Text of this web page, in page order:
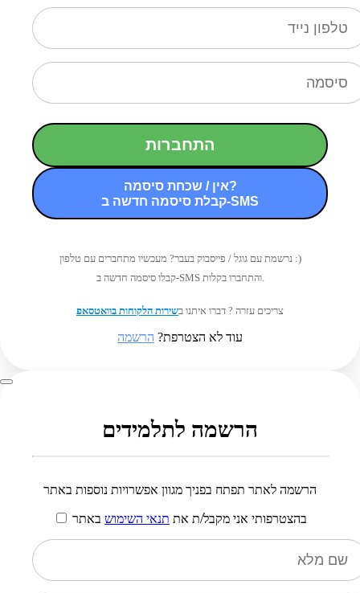
התחברות
אין / שכחת סיסמה?
קבלת סיסמה חדשה ב-SMS
נרשמת עם גוגל / פייסבוק בעבר? מעכשיו מתחברים עם טלפון :)
קבלו סיסמה חדשה ב-SMS והתחברו בקלות.
צריכים עזרה ? דברו איתנו בשירות הלקוחות בוואטסאפ
עוד לא הצטרפת? הרשמה
הרשמה לתלמידים
הרשמה לאתר תפתח בפניך מגוון אפשרויות נוספות באתר
בהצטרפותי אני מקבל/ת את תנאי השימוש באתר